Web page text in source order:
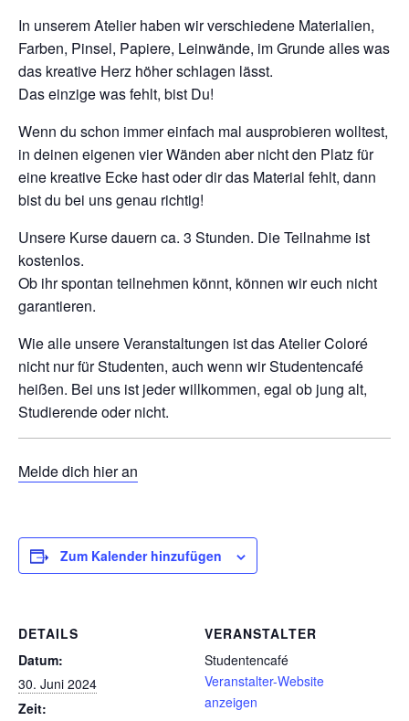
In unserem Atelier haben wir verschiedene Materialien,
Farben, Pinsel, Papiere, Leinwände, im Grunde alles was
das kreative Herz höher schlagen lässt.
Das einzige was fehlt, bist Du!
Wenn du schon immer einfach mal ausprobieren wolltest,
in deinen eigenen vier Wänden aber nicht den Platz für
eine kreative Ecke hast oder dir das Material fehlt, dann
bist du bei uns genau richtig!
Unsere Kurse dauern ca. 3 Stunden. Die Teilnahme ist
kostenlos.
Ob ihr spontan teilnehmen könnt, können wir euch nicht
garantieren.
Wie alle unsere Veranstaltungen ist das Atelier Coloré
nicht nur für Studenten, auch wenn wir Studentencafé
heißen. Bei uns ist jeder willkommen, egal ob jung alt,
Studierende oder nicht.
Melde dich hier an
Zum Kalender hinzufügen
DETAILS
Datum:
30. Juni 2024
Zeit:
VERANSTALTER
Studentencafé
Veranstalter-Website
anzeigen